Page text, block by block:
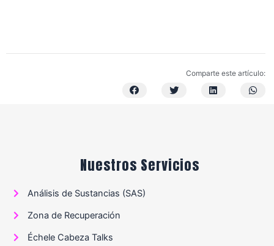
Comparte este artículo:
Nuestros Servicios
Análisis de Sustancias (SAS)
Zona de Recuperación
Échele Cabeza Talks